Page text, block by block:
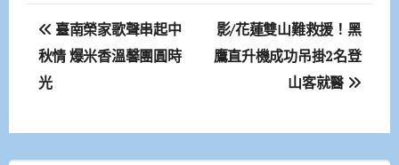
文
章
導
覽
臺南榮家歌聲串起中
秋情 爆米香溫馨團圓時
光
影/花蓮雙山難救援！黑
鷹直升機成功吊掛2名登
山客就醫